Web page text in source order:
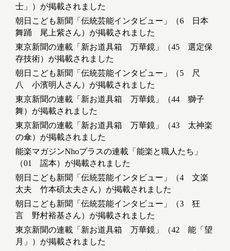
士」）が掲載されました
朝日こども新聞「伝統芸能インタビュー」（6 日本
舞踊 尾上紫さん）が掲載されました
東京新聞の連載「新お道具箱 万華鏡」（45 選定保
存技術）が掲載されました
朝日こども新聞「伝統芸能インタビュー」（5 尺
八 小濱明人さん）が掲載されました
東京新聞の連載「新お道具箱 万華鏡」（44 獅子
舞）が掲載されました
東京新聞の連載「新お道具箱 万華鏡」（43 太神楽
の傘）が掲載されました
能楽マガジンNhoプラスの連載「能楽と職人たち」
（01 謡本）が掲載されました
朝日こども新聞「伝統芸能インタビュー」（4 文楽
太夫 竹本碩太夫さん）が掲載されました
朝日こども新聞「伝統芸能インタビュー」（3 狂
言 野村裕基さん）が掲載されました
東京新聞の連載「新お道具箱 万華鏡」（42 能「望
月」）が掲載されました